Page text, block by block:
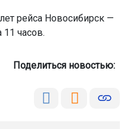
рейса Новосибирск —
часов.
Поделиться новостью: